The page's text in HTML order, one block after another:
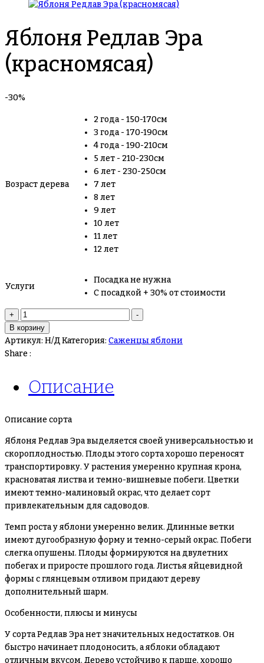
Яблоня Редлав Эра
(красномясая)
-30%
Возраст дерева
2 года - 150-170см
3 года - 170-190см
4 года - 190-210см
5 лет - 210-230см
6 лет - 230-250см
7 лет
8 лет
9 лет
10 лет
11 лет
12 лет
Услуги
Посадка не нужна
С посадкой + 30% от стоимости
+
-
В корзину
Артикул: Н/ДКатегория: Саженцы яблони
Share :
Описание
Описание сорта
Яблоня Редлав Эра выделяется своей универсальностью и
скороплодностью. Плоды этого сорта хорошо переносят
транспортировку. У растения умеренно крупная крона,
красноватая листва и темно-вишневые побеги. Цветки
имеют темно-малиновый окрас, что делает сорт
привлекательным для садоводов.
Темп роста у яблони умеренно велик. Длинные ветки
имеют дугообразную форму и темно-серый окрас. Побеги
слегка опушены. Плоды формируются на двулетних
побегах и приросте прошлого года. Листья яйцевидной
формы с глянцевым отливом придают дереву
дополнительный шарм.
Особенности, плюсы и минусы
У сорта Редлав Эра нет значительных недостатков. Он
быстро начинает плодоносить, а яблоки обладают
отличным вкусом. Дерево устойчиво к парше, хорошо